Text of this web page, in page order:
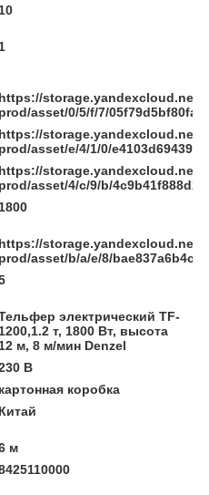
10
1
https://storage.yandexcloud.net/
prod/asset/0/5/f/7/
https://storage.yandexcloud.net/
prod/asset/e/4/1/0/
https://storage.yandexcloud.net/
prod/asset/4/c/9/b/
1800
https://storage.yandexcloud.net/
prod/asset/b/a/e/8/
электрический TF-
1200,1.2 т, 1800 Вт, высота
12 м, 8 м/мин Denzel
В
картонная коробка
Китай
м